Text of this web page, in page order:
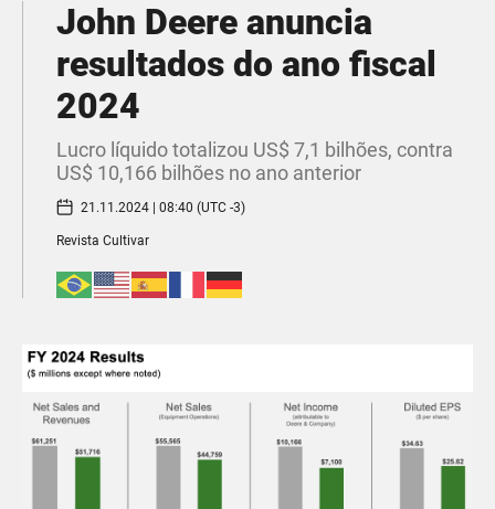
John Deere anuncia
resultados do ano fiscal
2024
Lucro líquido totalizou US$ 7,1 bilhões, contra
US$ 10,166 bilhões no ano anterior
21.11.2024 | 08:40 (UTC -3)
Revista Cultivar